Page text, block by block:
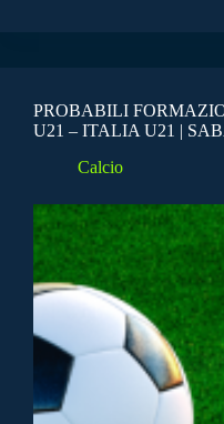
PROBABILI
U21 – ITALIA U21 |
Calcio